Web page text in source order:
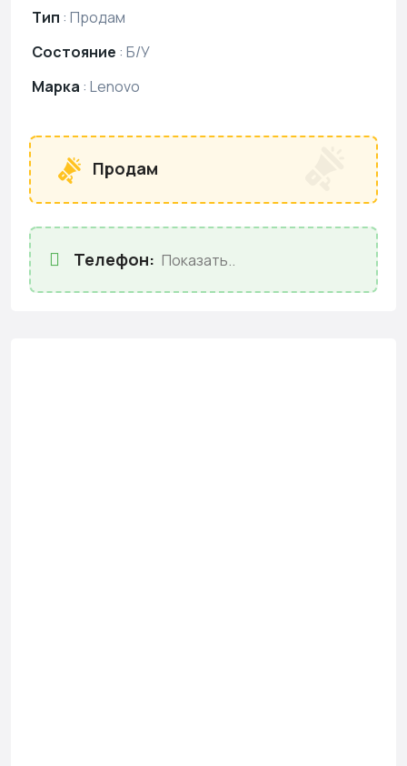
Тип : Продам
Состояние : Б/У
Марка : Lenovo
Продам
Телефон: Показать..